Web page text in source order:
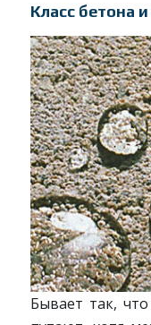
Класс бетона
Бывает так,